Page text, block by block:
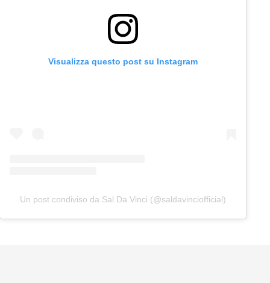
Visualizza questo post su Instagram
Un post condiviso da Sal Da Vinci (@saldavinciofficial)